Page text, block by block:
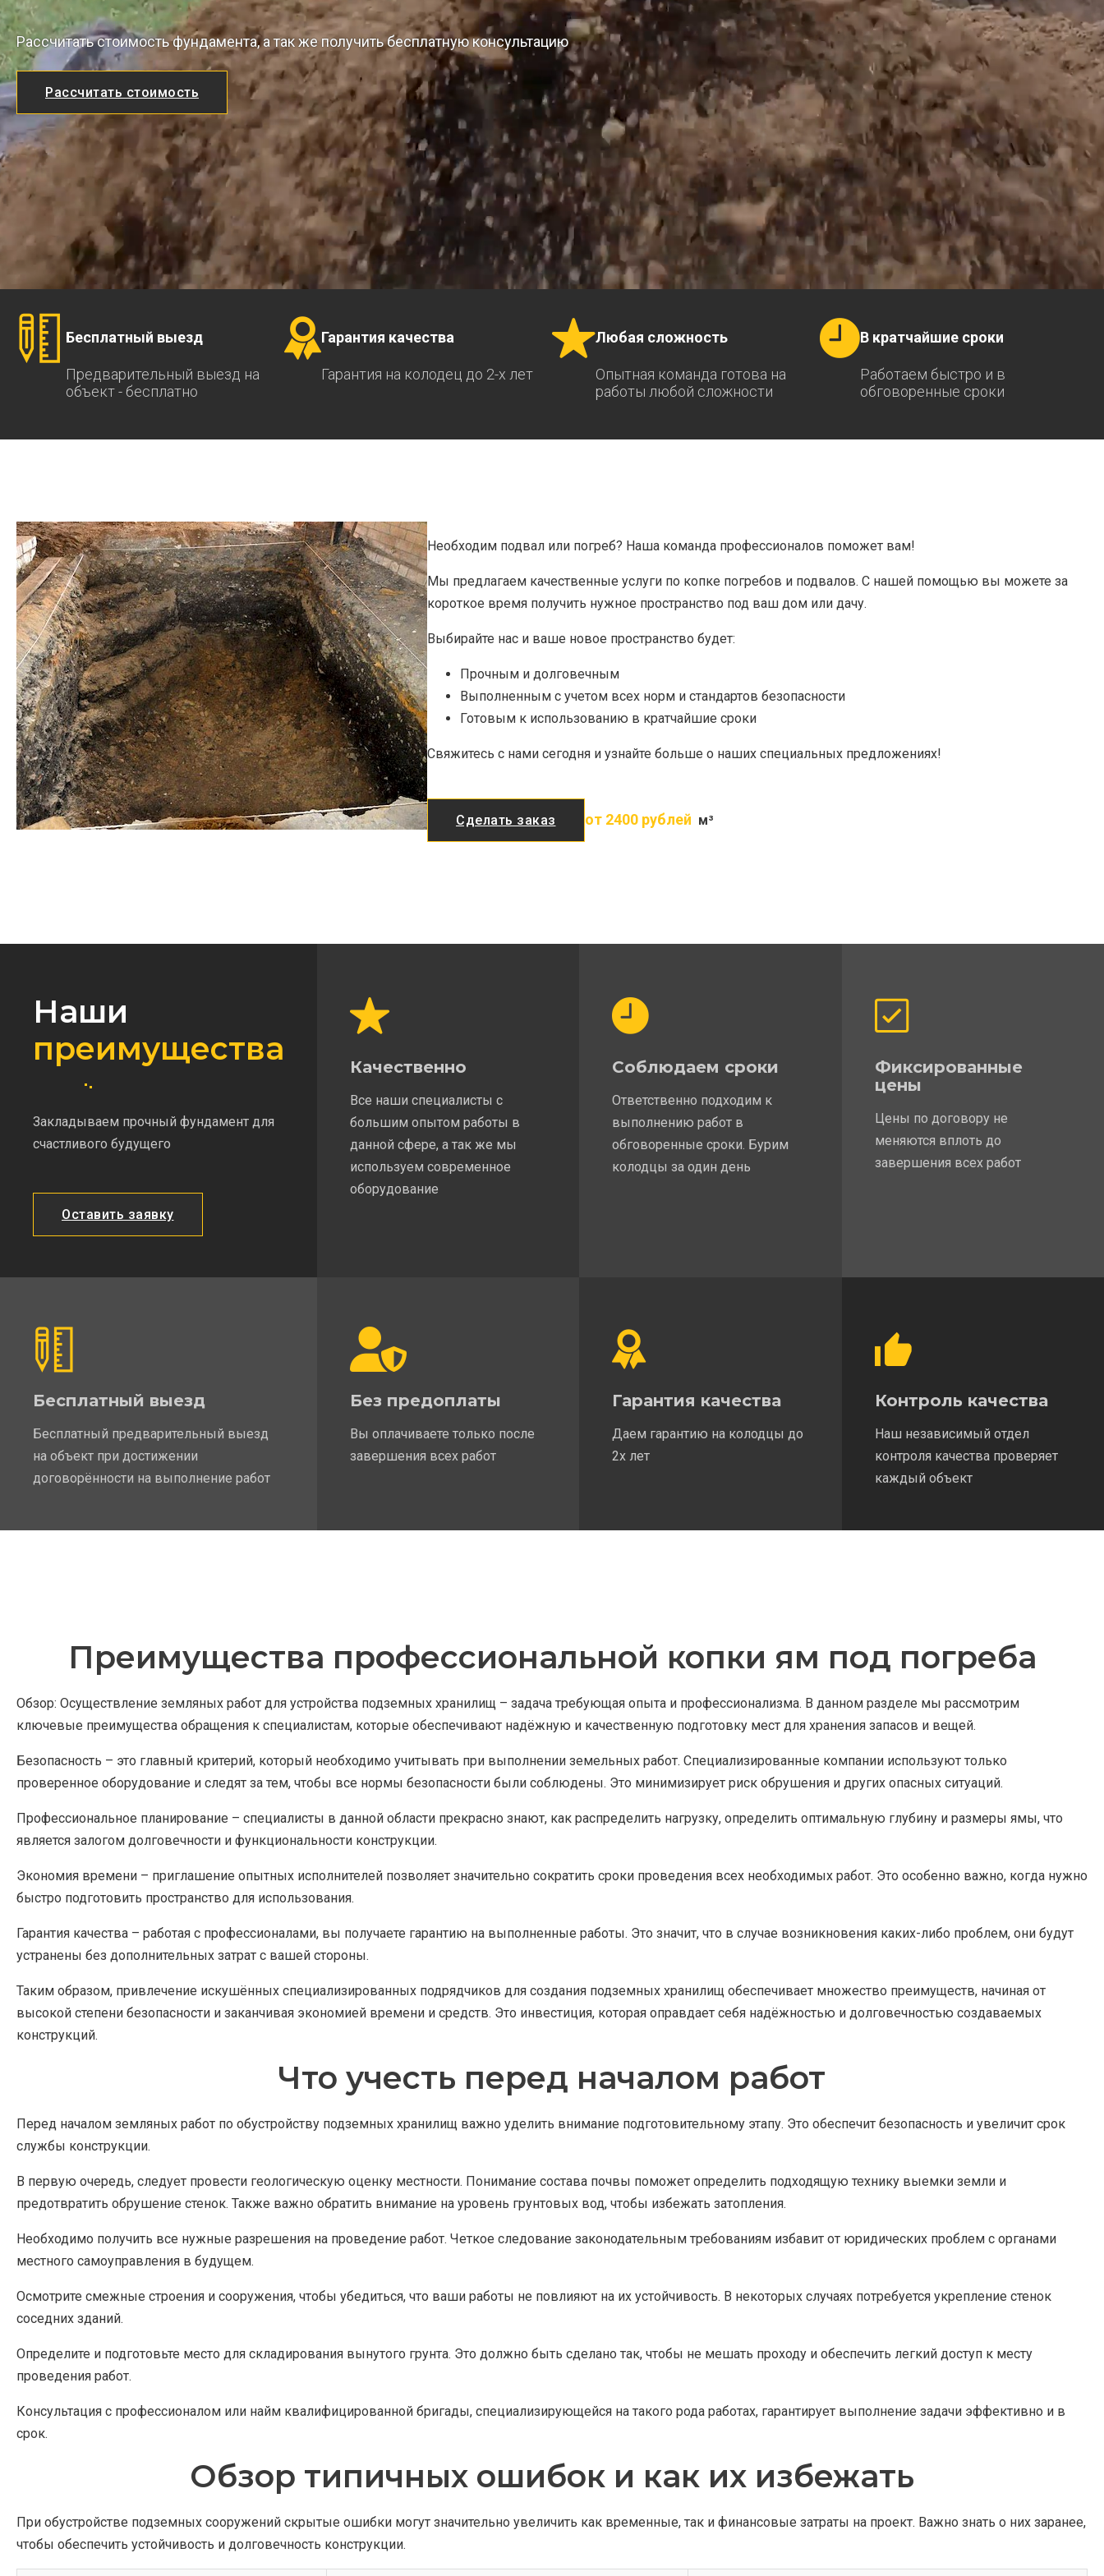
Рассчитать стоимость фундамента, а так же получить бесплатную консультацию
Рассчитать стоимость
Бесплатный выезд
Предварительный выезд на
объект - бесплатно
Гарантия качества
Гарантия на колодец до 2-х лет
Любая сложность
Опытная команда готова на
работы любой сложности
В кратчайшие сроки
Работаем быстро и в
обговоренные сроки
Необходим подвал или погреб? Наша команда профессионалов поможет вам!
Мы предлагаем качественные услуги по копке погребов и подвалов. С нашей помощью вы можете за
короткое время получить нужное пространство под ваш дом или дачу.
Выбирайте нас и ваше новое пространство будет:
Прочным и долговечным
Выполненным с учетом всех норм и стандартов безопасности
Готовым к использованию в кратчайшие сроки
Свяжитесь с нами сегодня и узнайте больше о наших специальных предложениях!
Сделать заказ от 2400 рублей м³
Наши
преимущества
Закладываем прочный фундамент для
счастливого будущего
Оставить заявку
Качественно
Все наши специалисты с
большим опытом работы в
данной сфере, а так же мы
используем современное
оборудование
Соблюдаем сроки
Ответственно подходим к
выполнению работ в
обговоренные сроки. Бурим
колодцы за один день
Фиксированные
цены
Цены по договору не
меняются вплоть до
завершения всех работ
Бесплатный выезд
Бесплатный предварительный выезд
на объект при достижении
договорённости на выполнение работ
Без предоплаты
Вы оплачиваете только после
завершения всех работ
Гарантия качества
Даем гарантию на колодцы до
2х лет
Контроль качества
Наш независимый отдел
контроля качества проверяет
каждый объект
Преимущества профессиональной копки ям под погреба
Обзор: Осуществление земляных работ для устройства подземных хранилищ – задача требующая опыта и профессионализма. В данном разделе мы рассмотрим
ключевые преимущества обращения к специалистам, которые обеспечивают надёжную и качественную подготовку мест для хранения запасов и вещей.
Безопасность – это главный критерий, который необходимо учитывать при выполнении земельных работ. Специализированные компании используют только
проверенное оборудование и следят за тем, чтобы все нормы безопасности были соблюдены. Это минимизирует риск обрушения и других опасных ситуаций.
Профессиональное планирование – специалисты в данной области прекрасно знают, как распределить нагрузку, определить оптимальную глубину и размеры ямы, что
является залогом долговечности и функциональности конструкции.
Экономия времени – приглашение опытных исполнителей позволяет значительно сократить сроки проведения всех необходимых работ. Это особенно важно, когда нужно
быстро подготовить пространство для использования.
Гарантия качества – работая с профессионалами, вы получаете гарантию на выполненные работы. Это значит, что в случае возникновения каких-либо проблем, они будут
устранены без дополнительных затрат с вашей стороны.
Таким образом, привлечение искушённых специализированных подрядчиков для создания подземных хранилищ обеспечивает множество преимуществ, начиная от
высокой степени безопасности и заканчивая экономией времени и средств. Это инвестиция, которая оправдает себя надёжностью и долговечностью создаваемых
конструкций.
Что учесть перед началом работ
Перед началом земляных работ по обустройству подземных хранилищ важно уделить внимание подготовительному этапу. Это обеспечит безопасность и увеличит срок
службы конструкции.
В первую очередь, следует провести геологическую оценку местности. Понимание состава почвы поможет определить подходящую технику выемки земли и
предотвратить обрушение стенок. Также важно обратить внимание на уровень грунтовых вод, чтобы избежать затопления.
Необходимо получить все нужные разрешения на проведение работ. Четкое следование законодательным требованиям избавит от юридических проблем с органами
местного самоуправления в будущем.
Осмотрите смежные строения и сооружения, чтобы убедиться, что ваши работы не повлияют на их устойчивость. В некоторых случаях потребуется укрепление стенок
соседних зданий.
Определите и подготовьте место для складирования вынутого грунта. Это должно быть сделано так, чтобы не мешать проходу и обеспечить легкий доступ к месту
проведения работ.
Консультация с профессионалом или найм квалифицированной бригады, специализирующейся на такого рода работах, гарантирует выполнение задачи эффективно и в
срок.
Обзор типичных ошибок и как их избежать
При обустройстве подземных сооружений скрытые ошибки могут значительно увеличить как временные, так и финансовые затраты на проект. Важно знать о них заранее,
чтобы обеспечить устойчивость и долговечность конструкции.